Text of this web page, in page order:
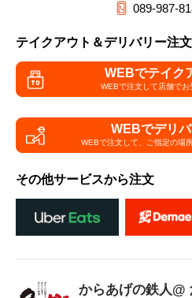
089-987-
テイクアウト＆デリバリー注文
WEBでテイク
WEBで注文して店舗でお
WEBでデリ
WEBで注文して、 ご指定の場
その他サービスから注文
からあげの鉄人@